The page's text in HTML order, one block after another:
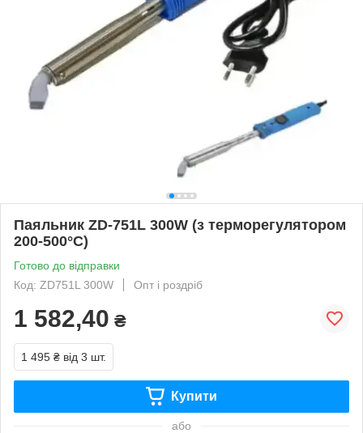
Паяльник ZD-751L 300W (з терморегулятором
200-500°C)
Готово до відправки
Код: ZD751L 300W
Опт і роздріб
1 582,40 ₴
1 495 ₴ від 3 шт.
Купити
або